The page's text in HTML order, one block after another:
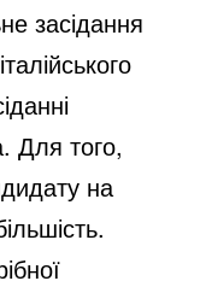
засідання
Для того,
на